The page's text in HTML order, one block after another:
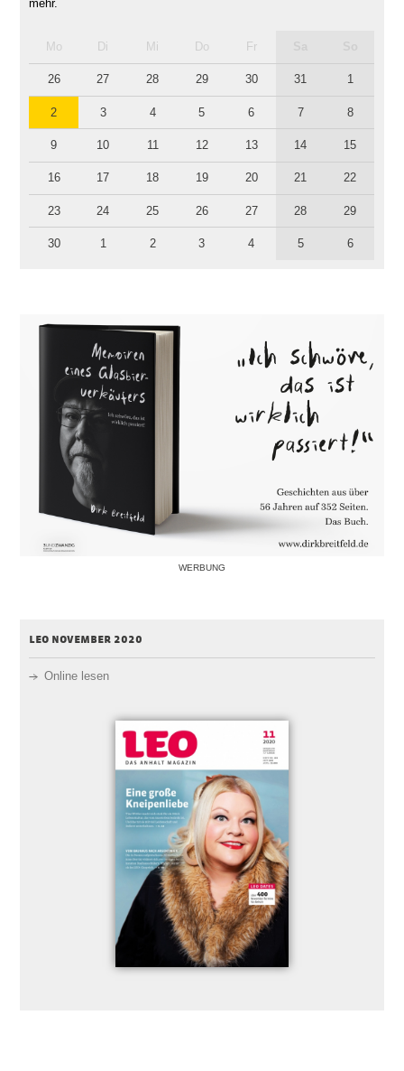
mehr.
Mo Di Mi Do Fr
26 27 28 29 30 31 1
2 3 4 5 6 7 8
9 10 11 12 13 14 15
16 17 18 19 20 21 22
23 24 25 26 27 28 29
30 1 2 3 4 5 6
WERBUNG
leo november 2020
Online lesen